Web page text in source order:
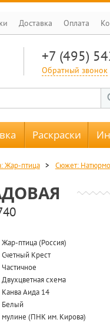
Доставка Оплата
+7 (495)
Обратный звонок
Раскраски
Жар-птица > Сюжет:
Жар-птица (Россия)
Счетный Крест
Частичное
Двухцветная схема
Канва Аида 14
Белый
мулине (ПНК им. Кирова)